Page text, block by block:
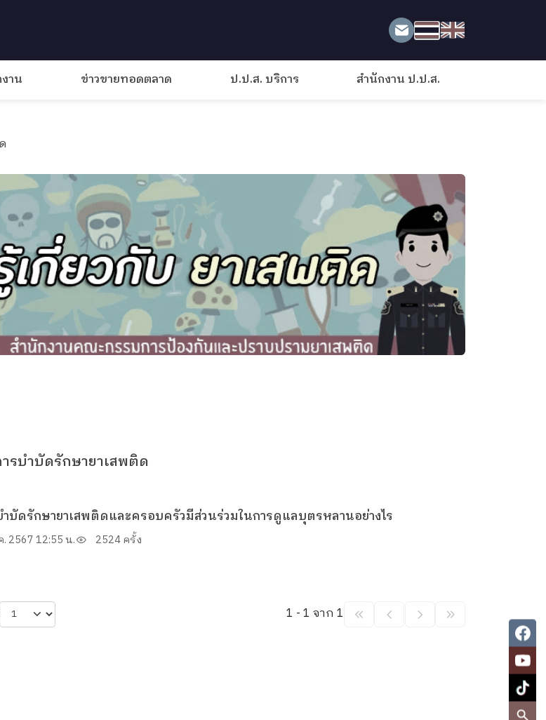
าน ข่าวขายทอดตลาด ป.ป.ส. บริการ สำนักงาน ป.ป.ส.
รบำบัดรักษายาเสพติด
ำบัดรักษายาเสพติดและครอบครัวมีส่วนร่วมในการดูแลบุตรหลานอย่างไร
. 2567 12:55 น. 2524 ครั้ง
1 - 1 จาก 1